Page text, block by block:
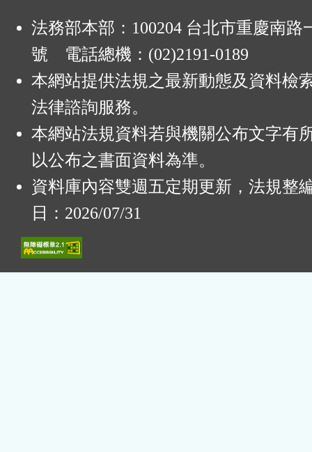
法務部本部：100204 台北市重慶南路
號 電話總機：(02)2191-0189
本網站提供法規之最新動態及資料檢
法律諮詢服務。
本網站法規資料若與機關公布文字有
以公布之書面資料為準。
資料庫內容雙週五定期更新，法規整
日：2026/07/31